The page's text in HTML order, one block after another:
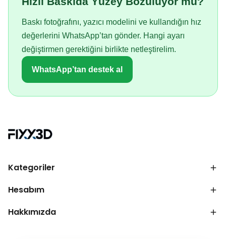
Baskı fotoğrafını, yazıcı modelini ve kullandığın hız
değerlerini WhatsApp’tan gönder. Hangi ayarı
değiştirmen gerektiğini birlikte netleştirelim.
WhatsApp’tan destek al
Kategoriler
Hesabım
Hakkımızda